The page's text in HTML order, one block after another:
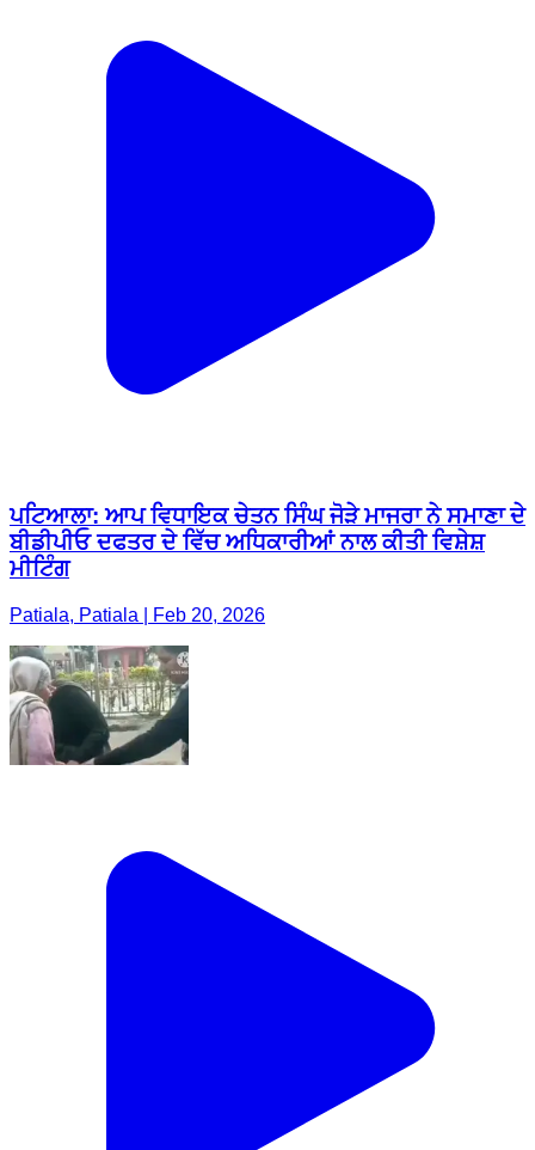
ਪਟਿਆਲਾ: ਆਪ ਵਿਧਾਇਕ ਚੇਤਨ ਸਿੰਘ ਜੋੜੇ ਮਾਜਰਾ ਨੇ ਸਮਾਣਾ ਦੇ
ਬੀਡੀਪੀਓ ਦਫਤਰ ਦੇ ਵਿੱਚ ਅਧਿਕਾਰੀਆਂ ਨਾਲ ਕੀਤੀ ਵਿਸ਼ੇਸ਼
ਮੀਟਿੰਗ
Patiala, Patiala | Feb 20, 2026